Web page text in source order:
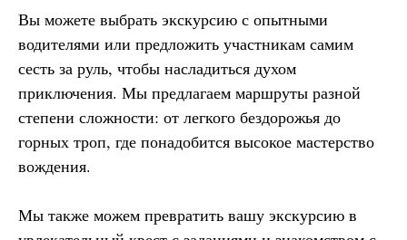
Вы можете выбрать экскурсию с опытными
водителями или предложить участникам самим
сесть за руль, чтобы насладиться духом
приключения. Мы предлагаем маршруты разной
степени сложности: от легкого бездорожья до
горных троп, где понадобится высокое мастерство
вождения.
Мы также можем превратить вашу экскурсию в